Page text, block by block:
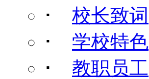
･ 校长致词
･ 学校特色
･ 教职员工